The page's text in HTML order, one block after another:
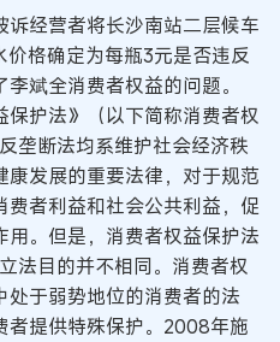
经营者将长沙南站二层候车
格确定为每瓶3元是否违反
斌全消费者权益的问题。
保护法》（以下简称消费者权
垄断法均系维护社会经济秩
发展的重要法律，对于规范
者利益和社会公共利益，促
。但是，消费者权益保护法
法目的并不相同。消费者权
于弱势地位的消费者的法
者提供特殊保护。2008年施